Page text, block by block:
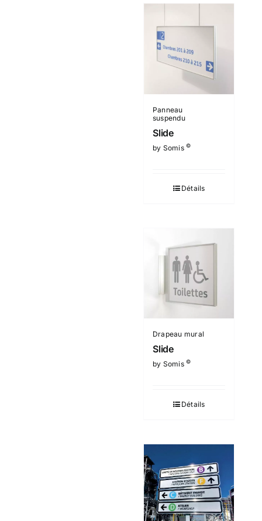
Panneau
suspendu
Slide
by Somis©
Détails
Drapeau mural
Slide
by Somis©
Détails